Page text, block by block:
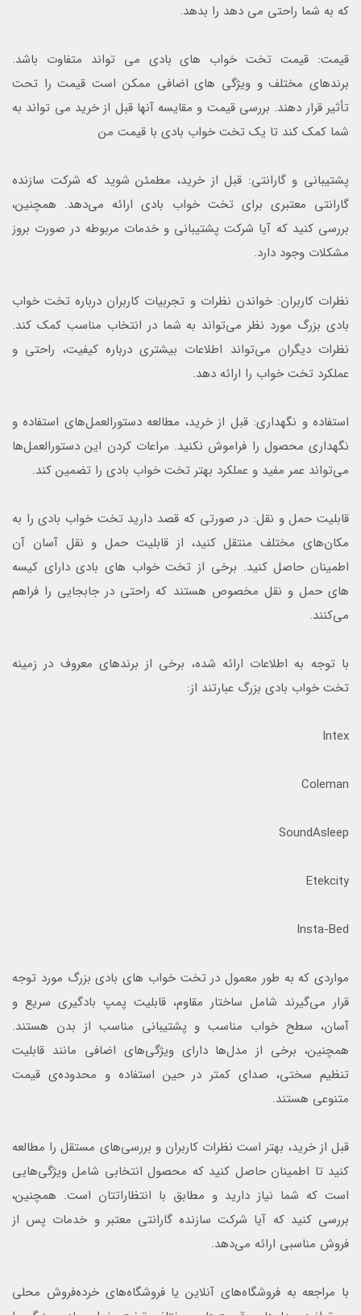
که به شما راحتی می دهد را بدهد.
قیمت: قیمت تخت خواب های بادی می تواند متفاوت باشد.
برندهای مختلف و ویژگی های اضافی ممکن است قیمت را تحت
تأثیر قرار دهند. بررسی قیمت و مقایسه آنها قبل از خرید می تواند به
شما کمک کند تا یک تخت خواب بادی با قیمت من
پشتیبانی و گارانتی: قبل از خرید، مطمئن شوید که شرکت سازنده
گارانتی معتبری برای تخت خواب بادی ارائه می‌دهد. همچنین،
بررسی کنید که آیا شرکت پشتیبانی و خدمات مربوطه در صورت بروز
مشکلات وجود دارد.
نظرات کاربران: خواندن نظرات و تجربیات کاربران درباره تخت خواب
بادی بزرگ مورد نظر می‌تواند به شما در انتخاب مناسب کمک کند.
نظرات دیگران می‌تواند اطلاعات بیشتری درباره کیفیت، راحتی و
عملکرد تخت خواب را ارائه دهد.
استفاده و نگهداری: قبل از خرید، مطالعه دستورالعمل‌های استفاده و
نگهداری محصول را فراموش نکنید. مراعات کردن این دستورالعمل‌ها
می‌تواند عمر مفید و عملکرد بهتر تخت خواب بادی را تضمین کند.
قابلیت حمل و نقل: در صورتی که قصد دارید تخت خواب بادی را به
مکان‌های مختلف منتقل کنید، از قابلیت حمل و نقل آسان آن
اطمینان حاصل کنید. برخی از تخت خواب های بادی دارای کیسه
های حمل و نقل مخصوص هستند که راحتی در جابجایی را فراهم
می‌کنند.
با توجه به اطلاعات ارائه شده، برخی از برندهای معروف در زمینه
تخت خواب بادی بزرگ عبارتند از:
Intex
Coleman
SoundAsleep
Etekcity
Insta-Bed
مواردی که به طور معمول در تخت خواب های بادی بزرگ مورد توجه
قرار می‌گیرند شامل ساختار مقاوم، قابلیت پمپ بادگیری سریع و
آسان، سطح خواب مناسب و پشتیبانی مناسب از بدن هستند.
همچنین، برخی از مدل‌ها دارای ویژگی‌های اضافی مانند قابلیت
تنظیم سختی، صدای کمتر در حین استفاده و محدوده‌ی قیمت
متنوعی هستند.
قبل از خرید، بهتر است نظرات کاربران و بررسی‌های مستقل را مطالعه
کنید تا اطمینان حاصل کنید که محصول انتخابی شامل ویژگی‌هایی
است که شما نیاز دارید و مطابق با انتظاراتتان است. همچنین،
بررسی کنید که آیا شرکت سازنده گارانتی معتبر و خدمات پس از
فروش مناسبی ارائه می‌دهد.
با مراجعه به فروشگاه‌های آنلاین یا فروشگاه‌های خرده‌فروش محلی